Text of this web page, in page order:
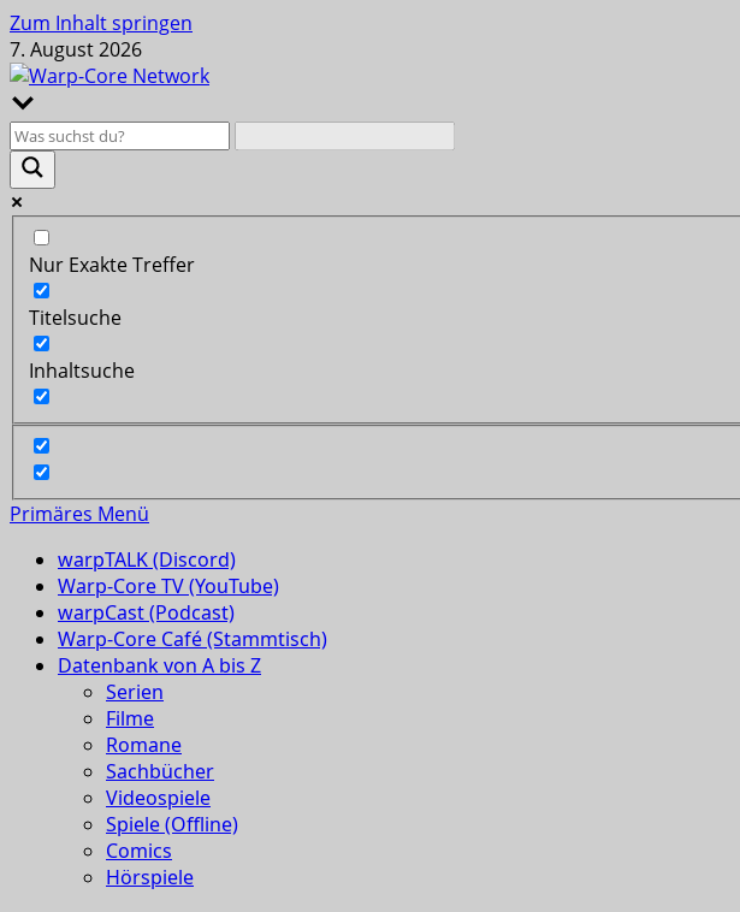
Zum Inhalt springen
7. August 2026
Nur Exakte Treffer
Titelsuche
Inhaltsuche
Primäres Menü
warpTALK (Discord)
Warp-Core TV (YouTube)
warpCast (Podcast)
Warp-Core Café (Stammtisch)
Datenbank von A bis Z
Serien
Filme
Romane
Sachbücher
Videospiele
Spiele (Offline)
Comics
Hörspiele